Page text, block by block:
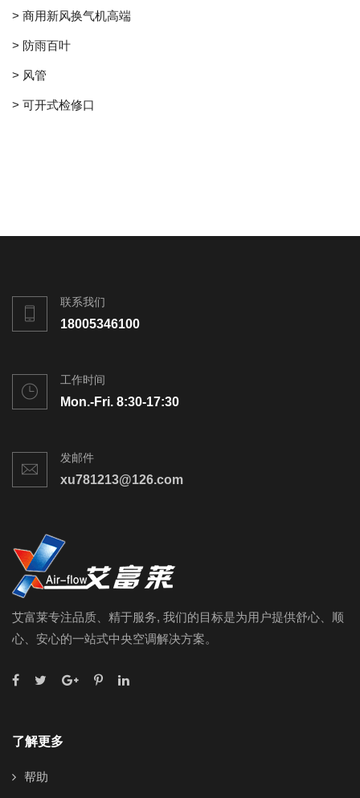
> 商用新风换气机高端
> 防雨百叶
> 风管
> 可开式检修口
联系我们
18005346100
工作时间
Mon.-Fri. 8:30-17:30
发邮件
xu781213@126.com
艾富莱专注品质、精于服务, 我们的目标是为用户提供舒心、顺
心、安心的一站式中央空调解决方案。
了解更多
帮助